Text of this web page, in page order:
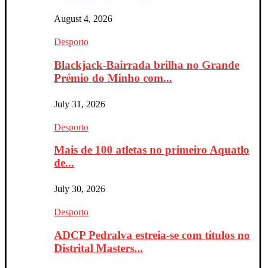
August 4, 2026
Desporto
Blackjack-Bairrada brilha no Grande
Prémio do Minho com...
July 31, 2026
Desporto
Mais de 100 atletas no primeiro Aquatlo
de...
July 30, 2026
Desporto
ADCP Pedralva estreia-se com títulos no
Distrital Masters...